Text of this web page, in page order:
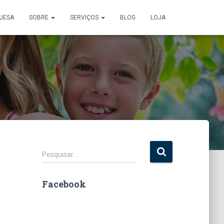
SOBRE SERVIÇOS BLOG LOJA
P
e
q
Pesquisar …
Facebook